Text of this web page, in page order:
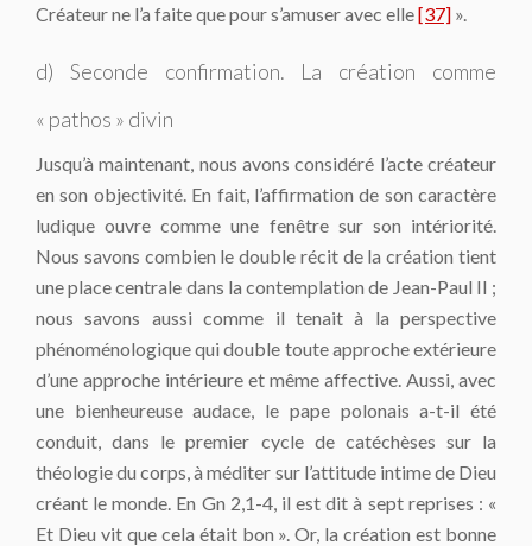
Créateur ne l’a faite que pour s’amuser avec elle[37] ».
d) Seconde confirmation. La création comme
« pathos » divin
Jusqu’à maintenant, nous avons considéré l’acte créateur
en son objectivité. En fait, l’affirmation de son caractère
ludique ouvre comme une fenêtre sur son intériorité.
Nous savons combien le double récit de la création tient
une place centrale dans la contemplation de Jean-Paul II ;
nous savons aussi comme il tenait à la perspective
phénoménologique qui double toute approche extérieure
d’une approche intérieure et même affective. Aussi, avec
une bienheureuse audace, le pape polonais a-t-il été
conduit, dans le premier cycle de catéchèses sur la
théologie du corps, à méditer sur l’attitude intime de Dieu
créant le monde. En Gn 2,1-4, il est dit à sept reprises : «
Et Dieu vit que cela était bon ». Or, la création est bonne